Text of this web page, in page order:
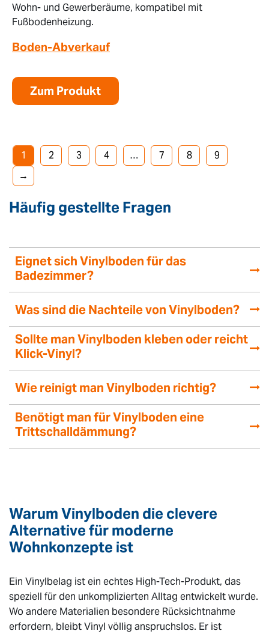
Wohn- und Gewerberäume, kompatibel mit
Fußbodenheizung.
Boden-Abverkauf
Zum Produkt
1 2 3 4 … 7 8
9
→
Häufig gestellte Fragen
Eignet sich Vinylboden für das
Badezimmer?
Was sind die Nachteile von Vinylboden?
Sollte man Vinylboden kleben oder reicht
Klick-Vinyl?
Wie reinigt man Vinylboden richtig?
Benötigt man für Vinylboden eine
Trittschalldämmung?
Warum Vinylboden die clevere
Alternative für moderne
Wohnkonzepte ist
Ein Vinylbelag ist ein echtes High-Tech-Produkt, das
speziell für den unkomplizierten Alltag entwickelt wurde.
Wo andere Materialien besondere Rücksichtnahme
erfordern, bleibt Vinyl völlig anspruchslos. Er ist